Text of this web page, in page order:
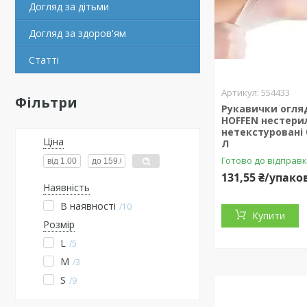
Догляд за дітьми
Догляд за здоров'ям
Статті
Фільтри
Ціна
Наявність
В наявності
10
Розмір
L 5
M 3
S 9
554433
Рукавички
HOFFEN
Л
Готово до
131,55 ₴/
Купити